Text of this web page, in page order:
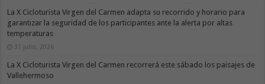
La X Cicloturista Virgen del Carmen adapta su recorrido y horario para
garantizar la seguridad de los participantes ante la alerta por altas
temperaturas
31 julio, 2026
La X Cicloturista Virgen del Carmen recorrerá este sábado los paisajes de
Vallehermoso